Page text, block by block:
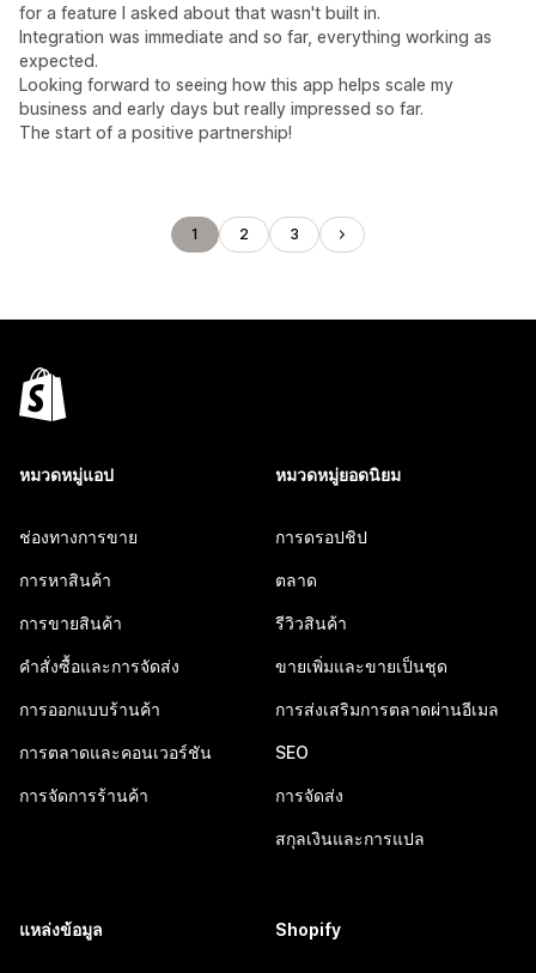
for a feature I asked about that wasn't built in.
Integration was immediate and so far, everything working as
expected.
Looking forward to seeing how this app helps scale my
business and early days but really impressed so far.
The start of a positive partnership!
1 2 3
หมวดหมู่แอป
ช่องทางการขาย
การหาสินค้า
การขายสินค้า
คำสั่งซื้อและการจัดส่ง
การออกแบบร้านค้า
การตลาดและคอนเวอร์ชัน
การจัดการร้านค้า
หมวดหมู่ยอดนิยม
การดรอปชิป
ตลาด
รีวิวสินค้า
ขายเพิ่มและขายเป็นชุด
การส่งเสริมการตลาดผ่านอีเมล
SEO
การจัดส่ง
สกุลเงินและการแปล
แหล่งข้อมูล Shopify